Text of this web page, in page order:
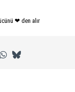
❤ den alır